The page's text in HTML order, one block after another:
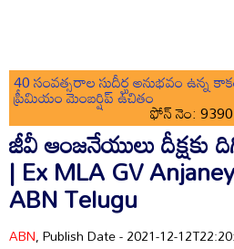
40 సంవత్సరాల సుదీర్ఘ అనుభవం ఉన్న
ప్రీమియం మెంబర్షిప్ ఉచితం
ఫోన్ నెం:
జీవీ ఆంజనేయులు దీక్షకు
| Ex MLA GV
ABN Telugu
ABN, Publish Date - 2021-12-